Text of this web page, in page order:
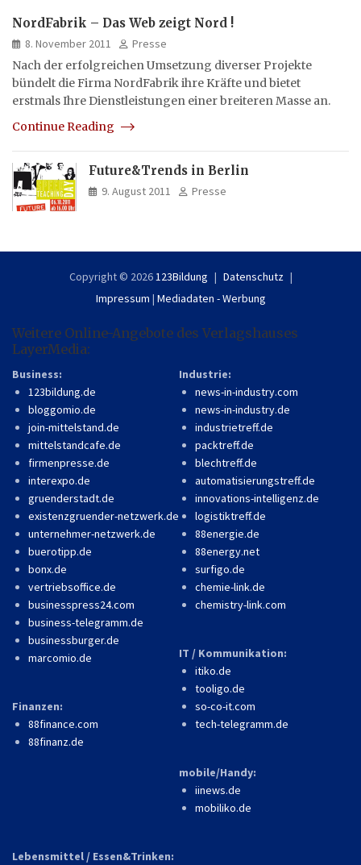
NordFabrik – Das Web zeigt Nord !
8. November 2011
Presse
Nach der erfolgreichen Umsetzung diverser Projekte
bündelt die Firma NordFabrik ihre Kräfte und bietet
erstmals Ihre Dienstleistungen einer breiteren Masse an.
Continue Reading
Future&Trends in Berlin
9. August 2011 Presse
Copyright © 2026 123Bildung
Datenschutz
Impressum | Mediadaten - Werbung
Weitere Online-Angebote des Verlagshauses
LayerMedia:
Business:
123bildung.de
bloggomio.de
join-mittelstand.de
mittelstandcafe.de
firmenpresse.de
interexpo.de
gruenderstadt.de
existenzgruender-netzwerk.de
unternehmer-netzwerk.de
buerotipp.de
bonx.de
vertriebsoffice.de
businesspress24.com
business-telegramm.de
businessburger.de
marcomio.de
Finanzen:
88finance.com
88finanz.de
Industrie:
news-in-industry.com
news-in-industry.de
industrietreff.de
packtreff.de
blechtreff.de
automatisierungstreff.de
innovations-intelligenz.de
logistiktreff.de
88energie.de
88energy.net
surfigo.de
chemie-link.de
chemistry-link.com
IT / Kommunikation:
itiko.de
tooligo.de
so-co-it.com
tech-telegramm.de
mobile/Handy:
iinews.de
mobiliko.de
Lebensmittel / Essen&Trinken: